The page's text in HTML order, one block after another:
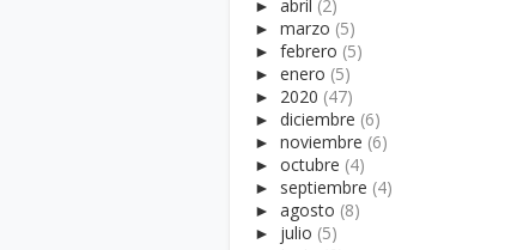
►abril (2)
►marzo (5)
►febrero (5)
►enero (5)
► 2020 (47)
►diciembre (6)
►noviembre (6)
►octubre (4)
► septiembre (4)
►agosto (8)
► julio (5)